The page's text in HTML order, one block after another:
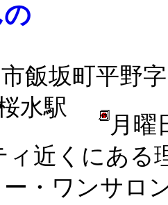
飯坂町平野
水駅
月曜
ィ近くにある
・ワンサロ